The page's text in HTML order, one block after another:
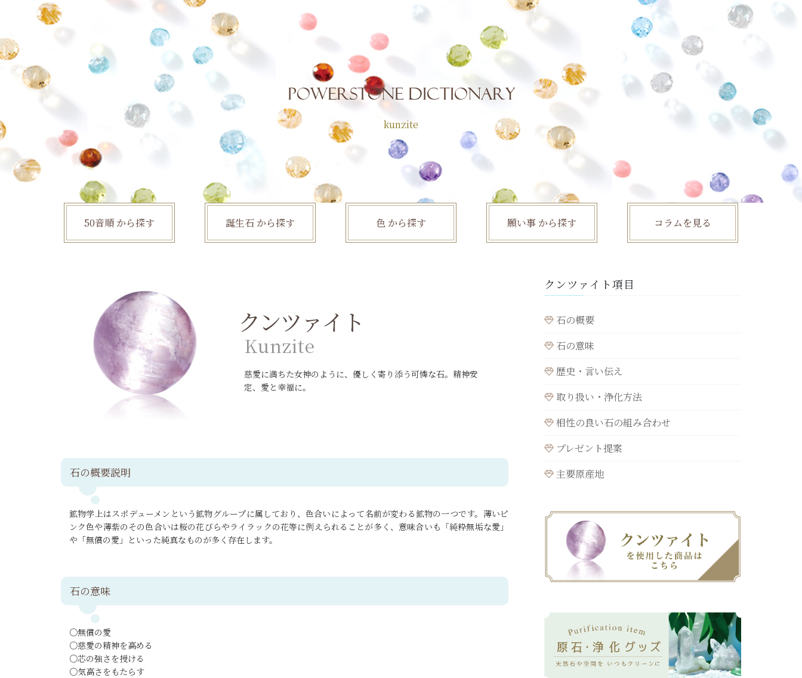
POWERSTONE Dictionary
kunzite
50音順 から探す 誕生石 から探す 色 から探す 願い事 から探す コラムを見る
クンツァイト
Kunzite
慈愛に満ちた女神のように、優しく寄り添う可憐な石。精神安
定、愛と幸福に。
石の概要説明
鉱物学上はスポデューメンという鉱物グループに属しており、色合いによって名前が変わる鉱物の一つです。薄いピ
ンク色や薄紫のその色合いは桜の花びらやライラックの花等に例えられることが多く、意味合いも「純粋無垢な愛」
や「無償の愛」といった純真なものが多く存在します。
石の意味
○無償の愛
○慈愛の精神を高める
○芯の強さを授ける
○気高さをもたらす
クンツァイト項目
石の概要
石の意味
歴史・言い伝え
取り扱い・浄化方法
相性の良い石の組み合わせ
プレゼント提案
主要原産地